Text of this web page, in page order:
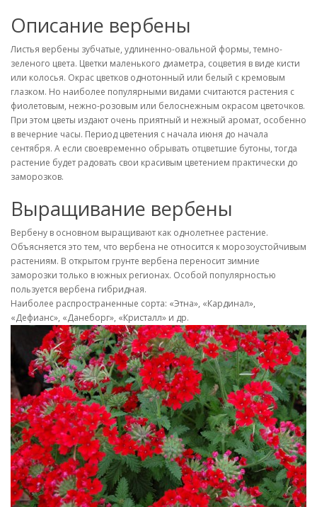
Описание вербены
Листья вербены зубчатые, удлиненно-овальной формы, темно-
зеленого цвета. Цветки маленького диаметра, соцветия в виде кисти
или колосья. Окрас цветков однотонный или белый с кремовым
глазком. Но наиболее популярными видами считаются растения с
фиолетовым, нежно-розовым или белоснежным окрасом цветочков.
При этом цветы издают очень приятный и нежный аромат, особенно
в вечерние часы. Период цветения с начала июня до начала
сентября. А если своевременно обрывать отцветшие бутоны, тогда
растение будет радовать свои красивым цветением практически до
заморозков.
Выращивание вербены
Вербену в основном выращивают как однолетнее растение.
Объясняется это тем, что вербена не относится к морозоустойчивым
растениям. В открытом грунте вербена переносит зимние
заморозки только в южных регионах. Особой популярностью
пользуется вербена гибридная.
Наиболее распространенные сорта: «Этна», «Кардинал»,
«Дефианс», «Данеборг», «Кристалл» и др.